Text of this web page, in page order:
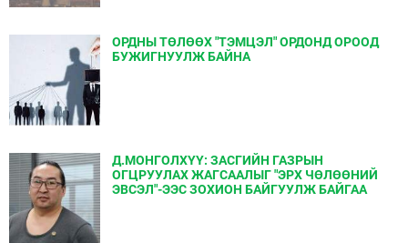
ОРДНЫ ТӨЛӨӨХ "ТЭМЦЭЛ" ОРДОНД ОРООД
БУЖИГНУУЛЖ БАЙНА
Д.МОНГОЛХҮҮ: ЗАСГИЙН ГАЗРЫН
ОГЦРУУЛАХ ЖАГСААЛЫГ "ЭРХ ЧӨЛӨӨНИЙ
ЭВСЭЛ"-ЭЭС ЗОХИОН БАЙГУУЛЖ БАЙГАА